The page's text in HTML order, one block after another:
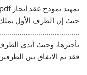
تمهيد نموذج عقد ايجار pdf :
حيث إن الطرف الأول يملك
تأجيرها، وحيث أبدى
فقد تم الاتفاق بين